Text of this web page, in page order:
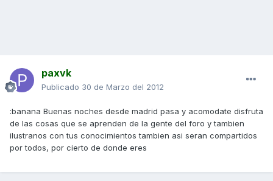
paxvk
Publicado 30 de Marzo del 2012
:banana Buenas noches desde madrid pasa y acomodate disfruta
de las cosas que se aprenden de la gente del foro y tambien
ilustranos con tus conocimientos tambien asi seran compartidos
por todos, por cierto de donde eres